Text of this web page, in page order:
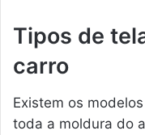
Tipos de
carro
Existem os modelos
toda a moldura do